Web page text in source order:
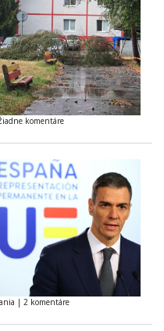
komentáre
| 2 komentáre